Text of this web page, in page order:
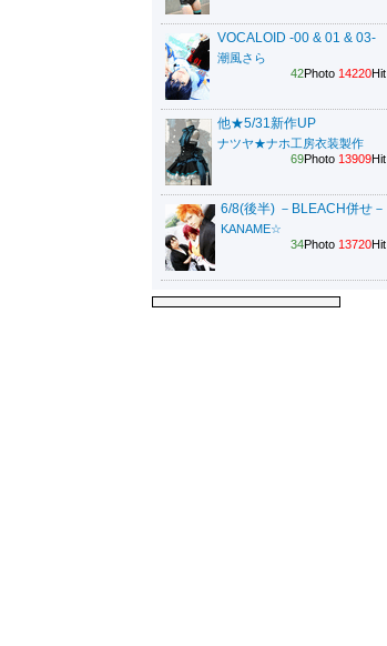
VOCALOID -00 & 01 & 03-
潮風さら
42Photo 14220Hit
他★5/31新作UP
ナツヤ★ナホ工房衣装製作
69Photo 13909Hit
6/8(後半) －BLEACH併せ－
KANAME☆
34Photo 13720Hit